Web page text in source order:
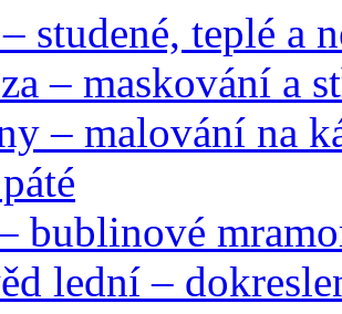
studené, teplé a
– maskování a
– malování na
bublinové
lední –